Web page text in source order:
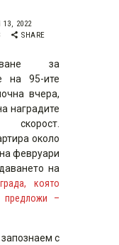
2022
SHARE
за
на 95-ите
вчера,
наградите
около
февруари
на
която
предложи –
с